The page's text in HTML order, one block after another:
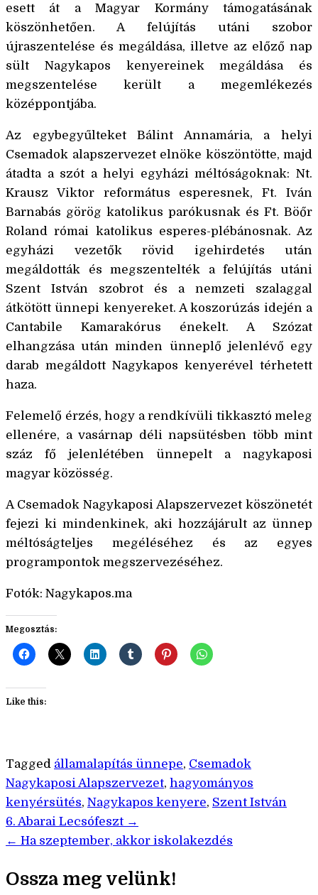
esett át a Magyar Kormány támogatásának
köszönhetően. A felújítás utáni szobor
újraszentelése és megáldása, illetve az előző nap
sült Nagykapos kenyereinek megáldása és
megszentelése került a megemlékezés
középpontjába.
Az egybegyűlteket Bálint Annamária, a helyi
Csemadok alapszervezet elnöke köszöntötte, majd
átadta a szót a helyi egyházi méltóságoknak: Nt.
Krausz Viktor református esperesnek, Ft. Iván
Barnabás görög katolikus parókusnak és Ft. Böőr
Roland római katolikus esperes-plébánosnak. Az
egyházi vezetők rövid igehirdetés után
megáldották és megszentelték a felújítás utáni
Szent István szobrot és a nemzeti szalaggal
átkötött ünnepi kenyereket. A koszorúzás idején a
Cantabile Kamarakórus énekelt. A Szózat
elhangzása után minden ünneplő jelenlévő egy
darab megáldott Nagykapos kenyerével térhetett
haza.
Felemelő érzés, hogy a rendkívüli tikkasztó meleg
ellenére, a vasárnap déli napsütésben több mint
száz fő jelenlétében ünnepelt a nagykaposi
magyar közösség.
A Csemadok Nagykaposi Alapszervezet köszönetét
fejezi ki mindenkinek, aki hozzájárult az ünnep
méltóságteljes megéléséhez és az egyes
programpontok megszervezéséhez.
Fotók: Nagykapos.ma
Megosztás:
Like this:
Tagged államalapítás ünnepe, Csemadok
Nagykaposi Alapszervezet, hagyományos
kenyérsütés, Nagykapos kenyere, Szent István
Bejegyzés
navigáció
6. Abarai Lecsófeszt →
← Ha szeptember, akkor iskolakezdés
Ossza meg velünk!